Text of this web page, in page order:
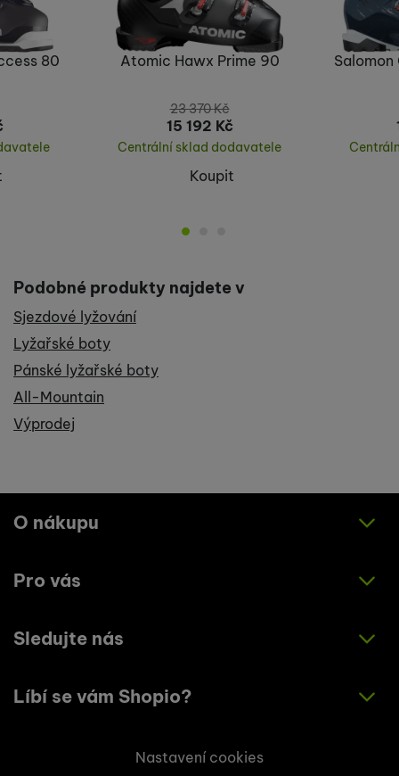
Atomic Hawx Prime 90
23 370Kč
15 192 Kč
Centrální sklad dodavatele
Koupit
80
Podobné produkty najdete v
Sjezdové lyžování
Lyžařské boty
Pánské lyžařské boty
All-Mountain
Výprodej
O nákupu
Jak nakupovat
Zásady ochrany osobních údajů
Pro vás
O nás
Sledujte nás
Instagram
Líbí se vám Shopio?
Nastavení cookies